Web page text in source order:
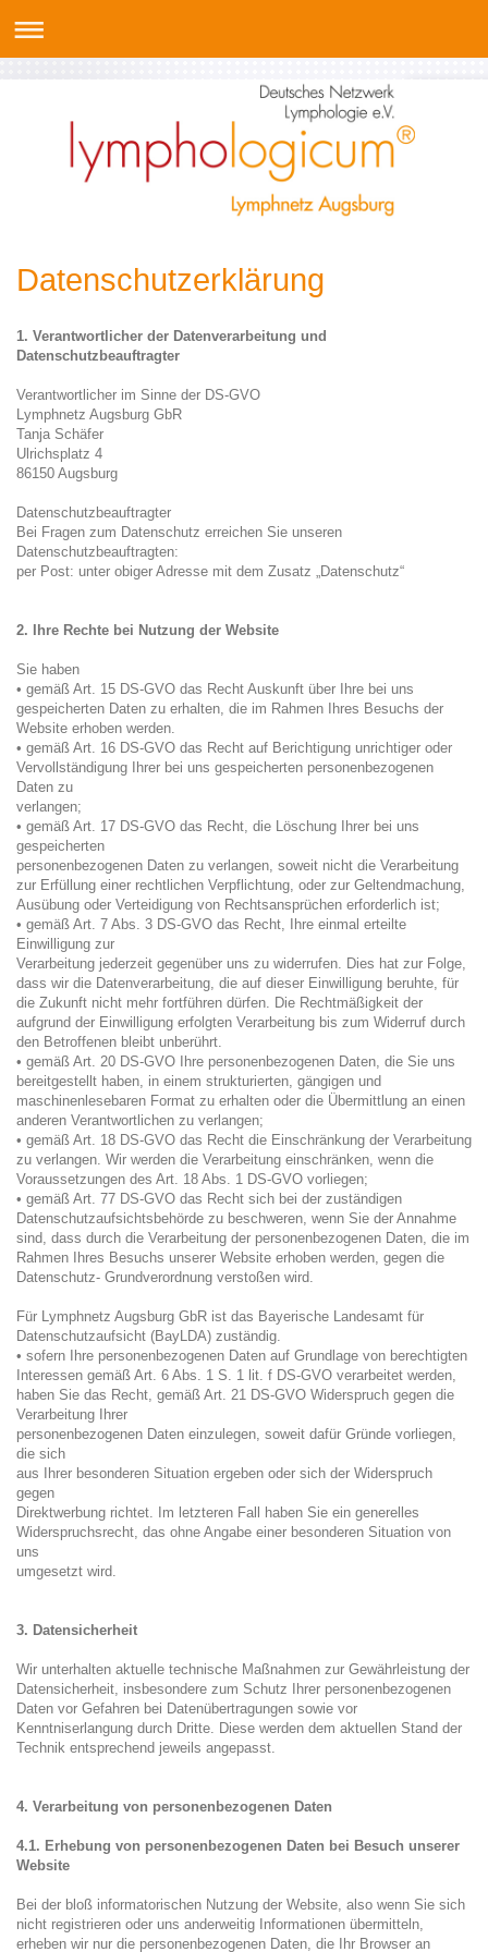
Datenschutzerklärung
1. Verantwortlicher der Datenverarbeitung und
Datenschutzbeauftragter
Verantwortlicher im Sinne der DS-GVO
Lymphnetz Augsburg GbR
Tanja Schäfer
Ulrichsplatz 4
86150 Augsburg
Datenschutzbeauftragter
Bei Fragen zum Datenschutz erreichen Sie unseren
Datenschutzbeauftragten:
per Post: unter obiger Adresse mit dem Zusatz „Datenschutz“
2. Ihre Rechte bei Nutzung der Website
Sie haben
• gemäß Art. 15 DS-GVO das Recht Auskunft über Ihre bei uns
gespeicherten Daten zu erhalten, die im Rahmen Ihres Besuchs der
Website erhoben werden.
• gemäß Art. 16 DS-GVO das Recht auf Berichtigung unrichtiger oder
Vervollständigung Ihrer bei uns gespeicherten personenbezogenen
Daten zu
verlangen;
• gemäß Art. 17 DS-GVO das Recht, die Löschung Ihrer bei uns
gespeicherten
personenbezogenen Daten zu verlangen, soweit nicht die Verarbeitung
zur Erfüllung einer rechtlichen Verpflichtung, oder zur Geltendmachung,
Ausübung oder Verteidigung von Rechtsansprüchen erforderlich ist;
• gemäß Art. 7 Abs. 3 DS-GVO das Recht, Ihre einmal erteilte
Einwilligung zur
Verarbeitung jederzeit gegenüber uns zu widerrufen. Dies hat zur Folge,
dass wir die Datenverarbeitung, die auf dieser Einwilligung beruhte, für
die Zukunft nicht mehr fortführen dürfen. Die Rechtmäßigkeit der
aufgrund der Einwilligung erfolgten Verarbeitung bis zum Widerruf durch
den Betroffenen bleibt unberührt.
• gemäß Art. 20 DS-GVO Ihre personenbezogenen Daten, die Sie uns
bereitgestellt haben, in einem strukturierten, gängigen und
maschinenlesebaren Format zu erhalten oder die Übermittlung an einen
anderen Verantwortlichen zu verlangen;
• gemäß Art. 18 DS-GVO das Recht die Einschränkung der Verarbeitung
zu verlangen. Wir werden die Verarbeitung einschränken, wenn die
Voraussetzungen des Art. 18 Abs. 1 DS-GVO vorliegen;
• gemäß Art. 77 DS-GVO das Recht sich bei der zuständigen
Datenschutzaufsichtsbehörde zu beschweren, wenn Sie der Annahme
sind, dass durch die Verarbeitung der personenbezogenen Daten, die im
Rahmen Ihres Besuchs unserer Website erhoben werden, gegen die
Datenschutz- Grundverordnung verstoßen wird.
Für Lymphnetz Augsburg GbR ist das Bayerische Landesamt für
Datenschutzaufsicht (BayLDA) zuständig.
• sofern Ihre personenbezogenen Daten auf Grundlage von berechtigten
Interessen gemäß Art. 6 Abs. 1 S. 1 lit. f DS-GVO verarbeitet werden,
haben Sie das Recht, gemäß Art. 21 DS-GVO Widerspruch gegen die
Verarbeitung Ihrer
personenbezogenen Daten einzulegen, soweit dafür Gründe vorliegen,
die sich
aus Ihrer besonderen Situation ergeben oder sich der Widerspruch
gegen
Direktwerbung richtet. Im letzteren Fall haben Sie ein generelles
Widerspruchsrecht, das ohne Angabe einer besonderen Situation von
uns
umgesetzt wird.
3. Datensicherheit
Wir unterhalten aktuelle technische Maßnahmen zur Gewährleistung der
Datensicherheit, insbesondere zum Schutz Ihrer personenbezogenen
Daten vor Gefahren bei Datenübertragungen sowie vor
Kenntniserlangung durch Dritte. Diese werden dem aktuellen Stand der
Technik entsprechend jeweils angepasst.
4. Verarbeitung von personenbezogenen Daten
4.1. Erhebung von personenbezogenen Daten bei Besuch unserer
Website
Bei der bloß informatorischen Nutzung der Website, also wenn Sie sich
nicht registrieren oder uns anderweitig Informationen übermitteln,
erheben wir nur die personenbezogenen Daten, die Ihr Browser an